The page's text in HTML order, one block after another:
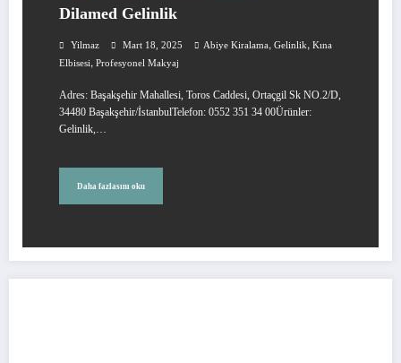
Dilamed Gelinlik
Yilmaz Mart 18, 2025 Abiye Kiralama, Gelinlik, Kına
Elbisesi, Profesyonel Makyaj
Adres: Başakşehir Mahallesi, Toros Caddesi, Ortaçgil Sk NO.2/D,
34480 Başakşehir/İstanbulTelefon: 0552 351 34 00Ürünler:
Gelinlik,…
Daha fazlasını oku